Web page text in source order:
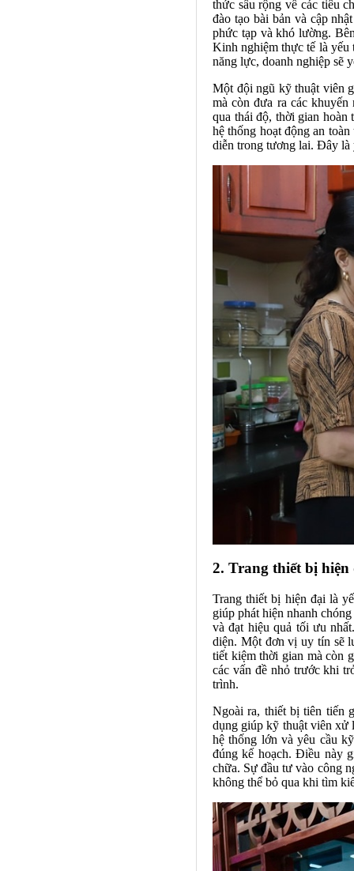
thức sâu rộng về các tiêu
đào tạo bài bản và cập
phức tạp và khó lường.
Kinh nghiệm thực tế là
năng lực, doanh nghiệp sẽ
Một đội ngũ kỹ thuật viên
mà còn đưa ra các
qua thái độ, thời gian hoàn
hệ thống hoạt động an
diễn trong tương lai. Đây là
2. Trang thiết bị hiện
Trang thiết bị hiện đại là
giúp phát hiện nhanh
và đạt hiệu quả tối ưu
diện. Một đơn vị uy tín sẽ
tiết kiệm thời gian mà còn
các vấn đề nhỏ trước khi
trình.
Ngoài ra, thiết bị tiên tiến
dụng giúp kỹ thuật viên xử
hệ thống lớn và yêu cầu
đúng kế hoạch. Điều này
chữa. Sự đầu tư vào công
không thể bỏ qua khi tìm